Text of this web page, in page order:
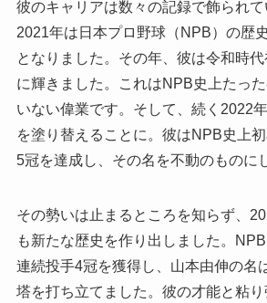
彼のキャリアは数々の記録で飾られ
2021年は日本プロ野球（NPB）の歴
となりました。その年、彼は令和時
に輝きました。これはNPB史上たっ
いない偉業です。そして、続く2022
を塗り替えることに。彼はNPB史上
5冠を達成し、その名を不動のものに
その勢いは止まるところを知らず、
も新たな歴史を作り出しました。
連続投手4冠を獲得し、山本由伸の名
塔を打ち立てました。彼の才能と粘